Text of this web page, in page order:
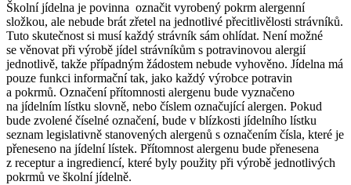
Školní jídelna je povinna označit vyrobený pokrm alergenní
složkou, ale nebude brát zřetel na jednotlivé přecitlivělosti strávníků.
Tuto skutečnost si musí každý strávník sám ohlídat. Není možné
se věnovat při výrobě jídel strávníkům s potravinovou alergií
jednotlivě, takže případným žádostem nebude vyhověno. Jídelna má
pouze funkci informační tak, jako každý výrobce potravin
a pokrmů. Označení přítomnosti alergenu bude vyznačeno
na jídelním lístku slovně, nebo číslem označující alergen. Pokud
bude zvolené číselné označení, bude v blízkosti jídelního lístku
seznam legislativně stanovených alergenů s označením čísla, které je
přeneseno na jídelní lístek. Přítomnost alergenu bude přenesena
z receptur a ingrediencí, které byly použity při výrobě jednotlivých
pokrmů ve školní jídelně.